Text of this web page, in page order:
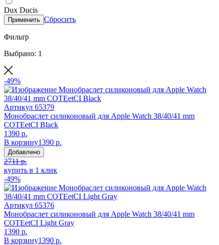
Dux Ducis
Применить Сбросить
Фильтр
Выбрано: 1
-49%
Артикул 65379
Монобраслет силиконовый для Apple Watch 38/40/41 mm
COTEetCI Black
1390 р.
В корзину1390 р.
Добавлено
2711 р.
купить в 1 клик
-49%
Артикул 65376
Монобраслет силиконовый для Apple Watch 38/40/41 mm
COTEetCI Light Gray
1390 р.
В корзину1390 р.